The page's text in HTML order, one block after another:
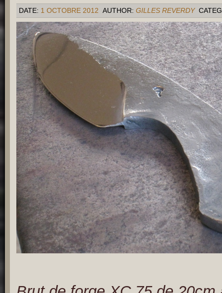
DATE: 1 OCTOBRE 2012 AUTHOR: GILLES REVERDY